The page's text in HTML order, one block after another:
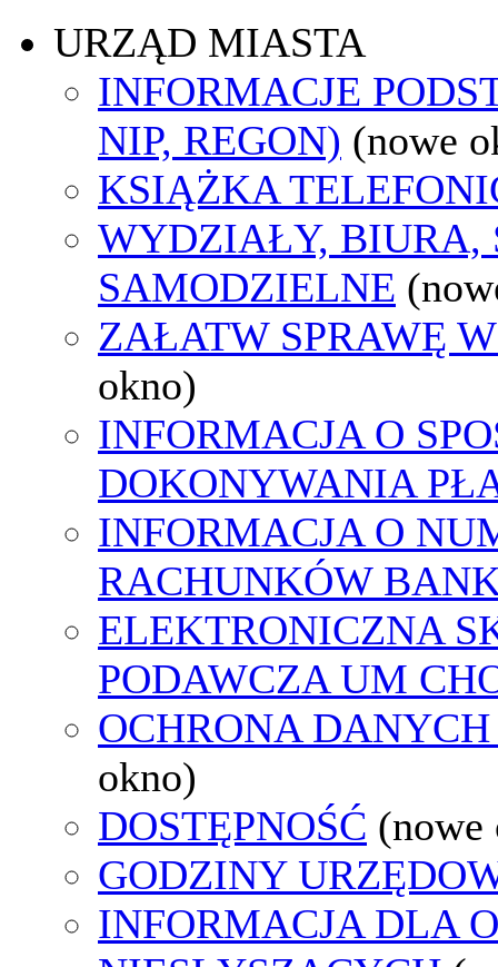
URZĄD MIASTA
INFORMACJE
NIP, REGON) (nowe
KSIĄŻKA
WYDZIAŁY, BIURA,
SAMODZIELNE
ZAŁATW SPRAWĘ
okno)
INFORMACJA O
DOKONYWANIA
INFORMACJA O
RACHUNKÓW
ELEKTRONICZNA
PODAWCZA UM
OCHRONA
okno)
DOSTĘPNOŚĆ (nowe
GODZINY
INFORMACJA DLA